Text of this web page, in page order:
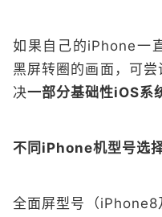
如果自己的iPhone一
黑屏转圈的画面，可
决一部分基础性iOS系
不同iPhone机型号选
全面屏型号（iPhone8